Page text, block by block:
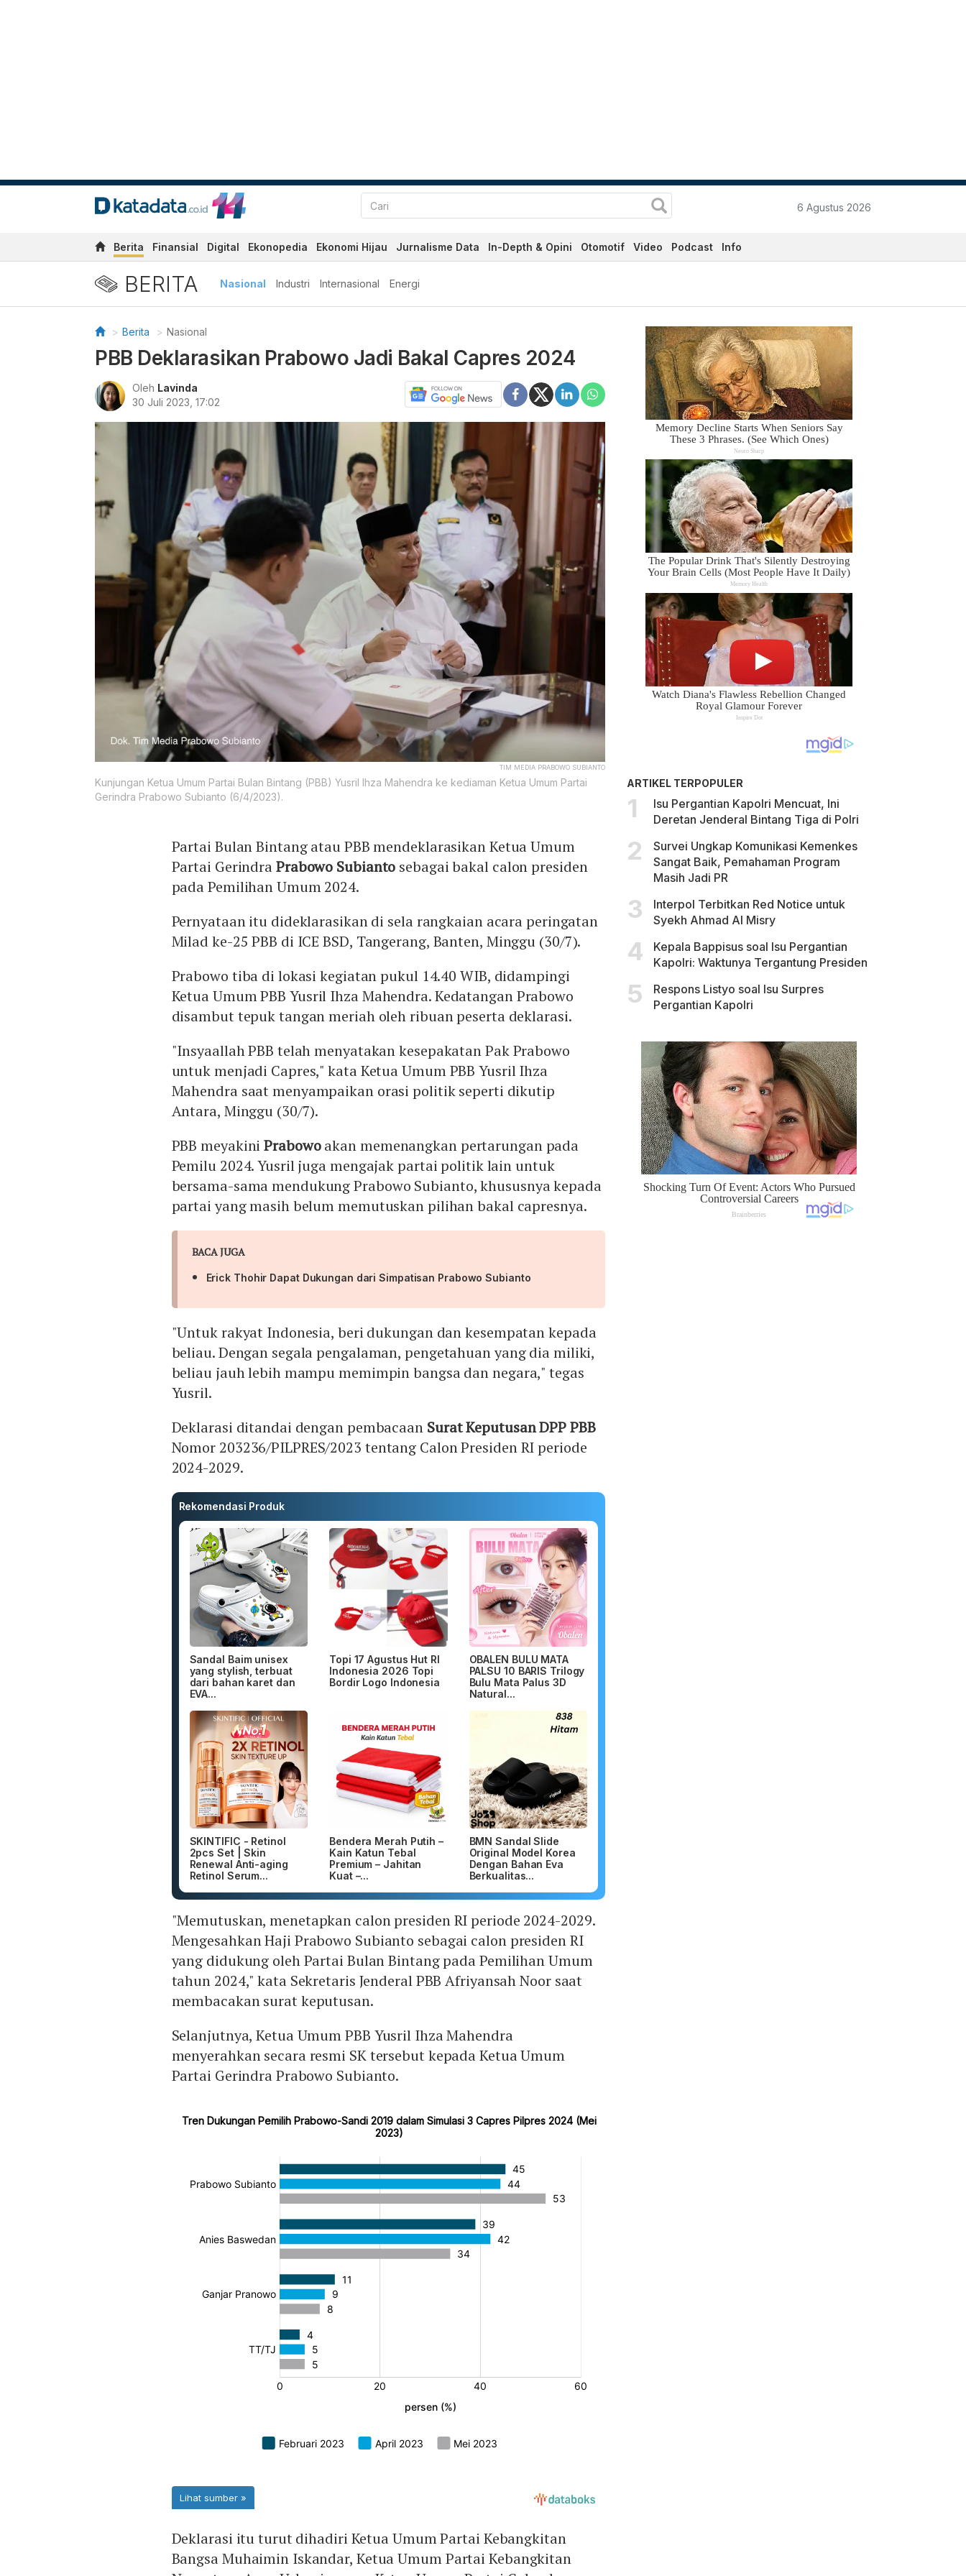
6 Agustus 2026
Berita Finansial Digital Ekonopedia Ekonomi Hijau Jurnalisme Data In-Depth & Opini Otomotif Video Podcast Info
BERITA Nasional Industri Internasional Energi
Berita Nasional
PBB Deklarasikan Prabowo Jadi Bakal Capres 2024
Oleh Lavinda
30 Juli 2023, 17:02
TIM MEDIA PRABOWO SUBIANTO
Kunjungan Ketua Umum Partai Bulan Bintang (PBB) Yusril Ihza Mahendra ke kediaman Ketua Umum Partai
Gerindra Prabowo Subianto (6/4/2023).
Partai Bulan Bintang atau PBB mendeklarasikan Ketua Umum
Partai GerindraPrabowo Subianto sebagai bakal calon presiden
pada Pemilihan Umum 2024.
Pernyataan itu dideklarasikan di sela rangkaian acara peringatan
Milad ke-25 PBB di ICE BSD, Tangerang, Banten, Minggu (30/7).
Prabowo tiba di lokasi kegiatan pukul 14.40 WIB, didampingi
Ketua Umum PBB Yusril Ihza Mahendra. Kedatangan Prabowo
disambut tepuk tangan meriah oleh ribuan peserta deklarasi.
"Insyaallah PBB telah menyatakan kesepakatan Pak Prabowo
untuk menjadi Capres," kata Ketua Umum PBB Yusril Ihza
Mahendra saat menyampaikan orasi politik seperti dikutip
Antara, Minggu (30/7).
PBB meyakiniPrabowoakan memenangkan pertarungan pada
Pemilu 2024. Yusril juga mengajak partai politik lain untuk
bersama-sama mendukung Prabowo Subianto, khususnya kepada
partai yang masih belum memutuskan pilihan bakal capresnya.
BACA JUGA
Erick Thohir Dapat Dukungan dari Simpatisan Prabowo Subianto
"Untuk rakyat Indonesia, beri dukungan dan kesempatan kepada
beliau. Dengan segala pengalaman, pengetahuan yang dia miliki,
beliau jauh lebih mampu memimpin bangsa dan negara," tegas
Yusril.
Deklarasi ditandai dengan pembacaan Surat Keputusan DPP PBB
Nomor 203236/PILPRES/2023 tentang Calon Presiden RI periode
2024-2029.
Rekomendasi Produk
Sandal Baim unisex
yang stylish, terbuat
dari bahan karet dan
EVA...
Topi 17 Agustus Hut RI
Indonesia 2026 Topi
Bordir Logo Indonesia
OBALEN BULU MATA
PALSU 10 BARIS Trilogy
Bulu Mata Palus 3D
Natural...
SKINTIFIC - Retinol
2pcs Set | Skin
Renewal Anti-aging
Retinol Serum...
Bendera Merah Putih –
Kain Katun Tebal
Premium – Jahitan
Kuat –...
BMN Sandal Slide
Original Model Korea
Dengan Bahan Eva
Berkualitas...
"Memutuskan, menetapkan calon presiden RI periode 2024-2029.
Mengesahkan Haji Prabowo Subianto sebagai calon presiden RI
yang didukung oleh Partai Bulan Bintang pada Pemilihan Umum
tahun 2024," kata Sekretaris Jenderal PBB Afriyansah Noor saat
membacakan surat keputusan.
Selanjutnya, Ketua Umum PBB Yusril Ihza Mahendra
menyerahkan secara resmi SK tersebut kepada Ketua Umum
Partai Gerindra Prabowo Subianto.
Deklarasi itu turut dihadiri Ketua Umum Partai Kebangkitan
Bangsa Muhaimin Iskandar, Ketua Umum Partai Kebangkitan
ARTIKEL TERPOPULER
Isu Pergantian Kapolri Mencuat, Ini
Deretan Jenderal Bintang Tiga di Polri
Survei Ungkap Komunikasi Kemenkes
Sangat Baik, Pemahaman Program
Masih Jadi PR
Interpol Terbitkan Red Notice untuk
Syekh Ahmad Al Misry
Kepala Bappisus soal Isu Pergantian
Kapolri: Waktunya Tergantung Presiden
Respons Listyo soal Isu Surpres
Pergantian Kapolri